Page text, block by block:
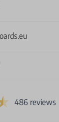
486 reviews